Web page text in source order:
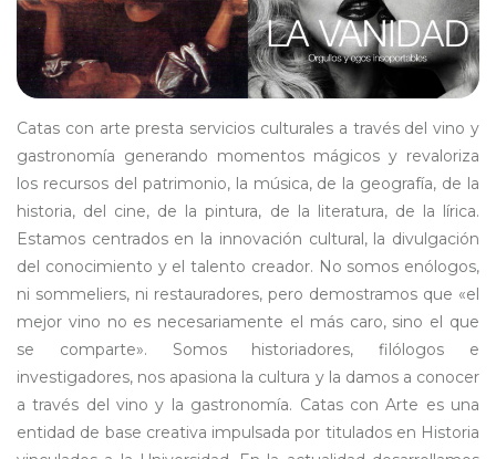
Catas con arte presta servicios culturales a través del vino y
gastronomía generando momentos mágicos y revaloriza
los recursos del patrimonio, la música, de la geografía, de la
historia, del cine, de la pintura, de la literatura, de la lírica.
Estamos centrados en la innovación cultural, la divulgación
del conocimiento y el talento creador. No somos enólogos,
ni sommeliers, ni restauradores, pero demostramos que «el
mejor vino no es necesariamente el más caro, sino el que
se comparte». Somos historiadores, filólogos e
investigadores, nos apasiona la cultura y la damos a conocer
a través del vino y la gastronomía. Catas con Arte es una
entidad de base creativa impulsada por titulados en Historia